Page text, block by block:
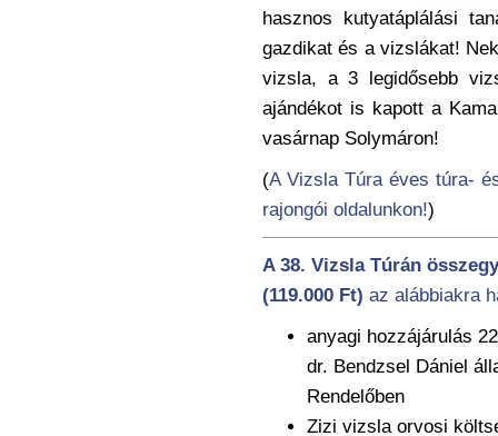
hasznos kutyatáplálási
gazdikat és a vizslákat!
vizsla, a 3 legidősebb
ajándékot is kapott a
vasárnap Solymáron!
(A Vizsla Túra éves túra-
rajongói oldalunkon!)
A 38. Vizsla Túrán
(119.000 Ft) az alábbiakra
anyagi hozzájárulás
dr. Bendzsel Dániel
Rendelőben
Zizi vizsla orvosi